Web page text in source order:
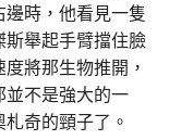
時，他看見一隻
舉起手臂擋住臉
將那生物推開，
不是強大的一
奇的頸子了。